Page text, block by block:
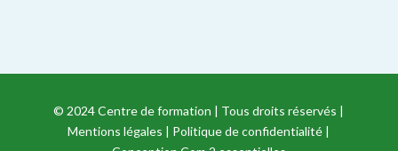
© 2024Centre de formation | Tous droits réservés |
Mentions légales | Politique de confidentialité |